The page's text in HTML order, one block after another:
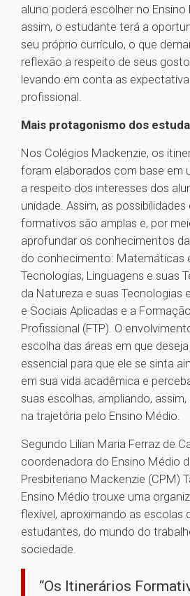
aluno poderá escolher no
assim, o estudante terá a
seu próprio currículo, o que
reflexão a respeito de seus
levando em conta as
profissional.
Mais protagonismo dos
Nos Colégios Mackenzie, os
foram elaborados com base em
a respeito dos interesses dos
unidade. Assim, as
formativos são amplas e, por
aprofundar os conhecimentos
do conhecimento: Matemáticas
Tecnologias, Linguagens e suas
da Natureza e suas Tecnologias
e Sociais Aplicadas e a
Profissional (FTP). O
escolha das áreas em que
essencial para que ele se sinta
em sua vida acadêmica e
suas escolhas, ampliando,
na trajetória pelo Ensino Médio.
Segundo Lilian Maria Ferraz de
coordenadora do Ensino Médio
Presbiteriano Mackenzie (CPM)
Ensino Médio trouxe uma
flexível, aproximando as escolas
estudantes, do mundo do
sociedade.
“Os Itinerários